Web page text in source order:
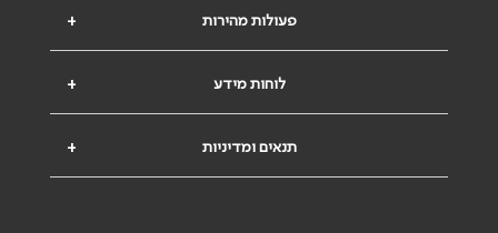
+ פעולות מהירות
+ לוחות מידע
+ תנאים ומדיניות